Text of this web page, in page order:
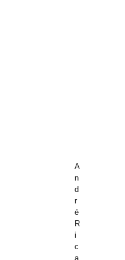
A
n
d
r
é
R
i
c
a